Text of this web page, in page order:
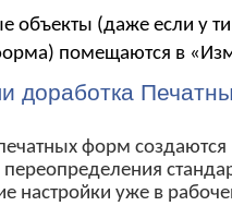
объекты (даже если у
помещаются в
доработка
форм
настройки уже в